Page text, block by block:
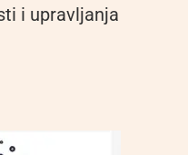
i upravljanja